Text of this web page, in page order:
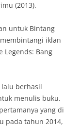
(2013).
untuk Bintang
iklan
Legends: Bang
berhasil
menulis buku.
yang di
pada tahun 2014,